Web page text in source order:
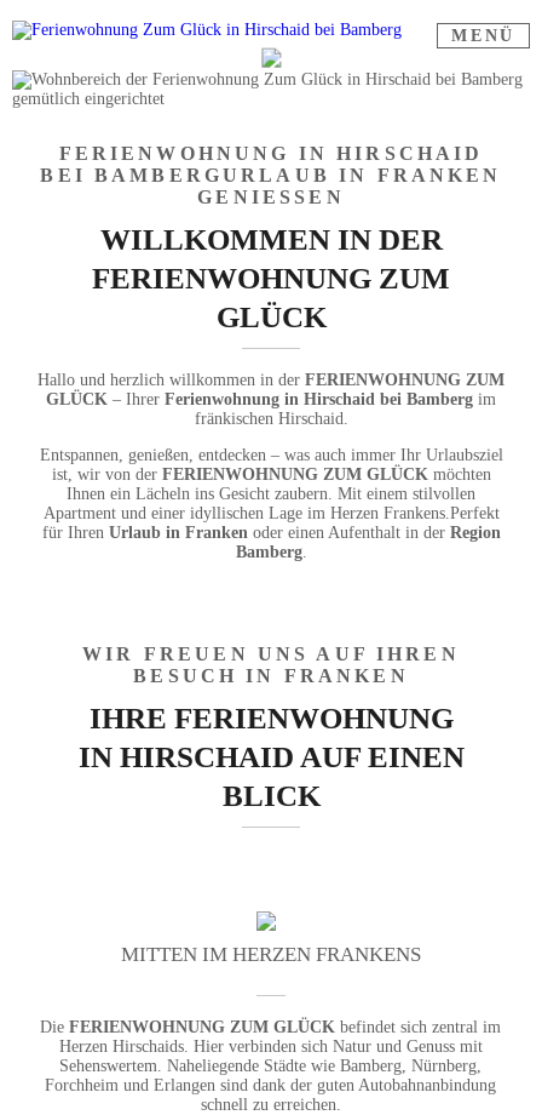
MENÜ
FERIENWOHNUNG IN HIRSCHAID
BEI BAMBERGURLAUB IN FRANKEN
GENIESSEN
WILLKOMMEN IN DER
FERIENWOHNUNG ZUM
GLÜCK
Hallo und herzlich willkommen in der FERIENWOHNUNG ZUM
GLÜCK – Ihrer Ferienwohnung in Hirschaid bei Bamberg im
fränkischen Hirschaid.
Entspannen, genießen, entdecken – was auch immer Ihr Urlaubsziel
ist, wir von der FERIENWOHNUNG ZUM GLÜCKmöchten
Ihnen ein Lächeln ins Gesicht zaubern. Mit einem stilvollen
Apartment und einer idyllischen Lage im Herzen Frankens.Perfekt
für Ihren Urlaub in Frankenoder einen Aufenthalt in der Region
Bamberg.
WIR FREUEN UNS AUF IHREN
BESUCH IN FRANKEN
IHRE FERIENWOHNUNG
IN HIRSCHAID AUF EINEN
BLICK
MITTEN IM HERZEN FRANKENS
DieFERIENWOHNUNG ZUM GLÜCK befindet sich zentral im
Herzen Hirschaids. Hierverbinden sich Natur und Genuss mit
Sehenswertem. Naheliegende Städte wie Bamberg, Nürnberg,
Forchheim und Erlangen sind dank der guten Autobahnanbindung
schnell zu erreichen.